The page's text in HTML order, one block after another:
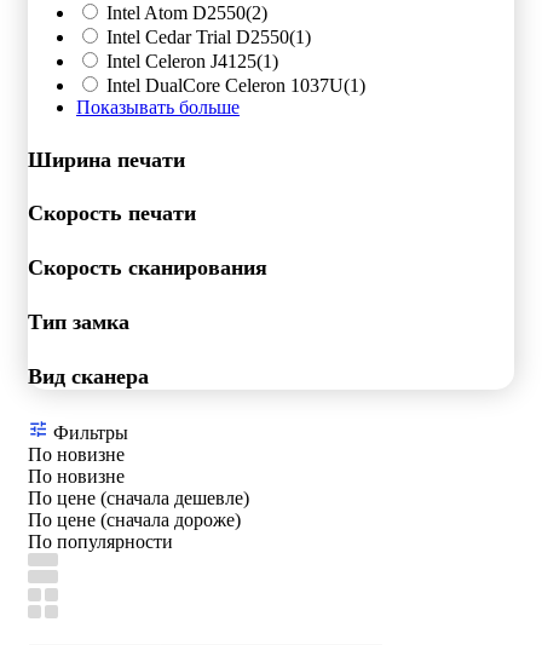
Intel Atom D2550(2)
Intel Cedar Trial D2550(1)
Intel Celeron J4125(1)
Intel DualCore Celeron 1037U(1)
Показывать больше
Ширина печати
Скорость печати
Скорость сканирования
Тип замка
Вид сканера
Фильтры
По новизне
По новизне
По цене (сначала дешевле)
По цене (сначала дороже)
По популярности